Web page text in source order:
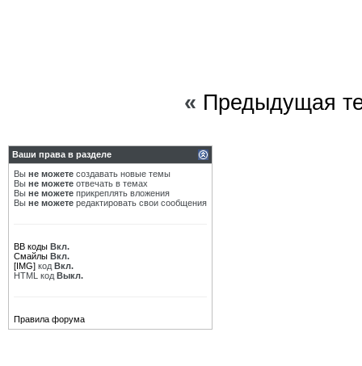
« Предыдущая
Ваши права в разделе
Вы не можете создавать новые темы
Вы не можете отвечать в темах
Вы не можете прикреплять вложения
Вы не можете редактировать свои сообщения
BB коды Вкл.
Смайлы Вкл.
[IMG] код Вкл.
HTML код Выкл.
Правила форума